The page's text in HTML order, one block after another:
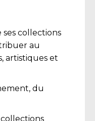
collections
au
artistiques et
du